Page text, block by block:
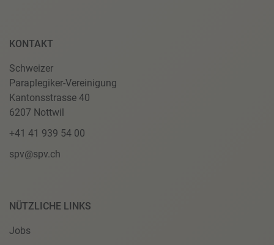
KONTAKT
Schweizer
Paraplegiker-Vereinigung
Kantonsstrasse 40
6207 Nottwil
+41 41 939 54 00
spv@spv.ch
NÜTZLICHE LINKS
Jobs